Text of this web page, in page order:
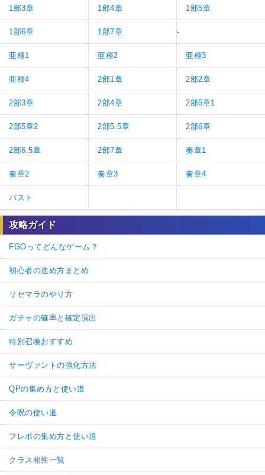
1部3章 1部4章 1部5章
1部6章 1部7章 -
亜種1 亜種2 亜種3
亜種4 2部1章 2部2章
2部3章 2部4章 2部5章1
2部5章2 2部5.5章 2部6章
2部6.5章 2部7章 奏章1
奏章2 奏章3 奏章4
パスト
攻略ガイド
FGOってどんなゲーム？
初心者の進め方まとめ
リセマラのやり方
ガチャの確率と確定演出
特別召喚おすすめ
サーヴァントの強化方法
QPの集め方と使い道
令呪の使い道
フレポの集め方と使い道
クラス相性一覧